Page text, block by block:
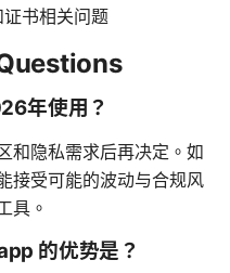
书相关问题
年使用？
和隐私需求后再决定。如
接受可能的波动与合规风
具。
的优势是？